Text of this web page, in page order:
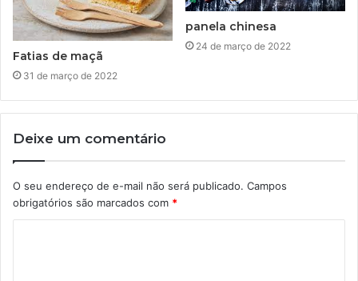
Fatias de maçã
31 de março de 2022
panela chinesa
24 de março de 2022
Deixe um comentário
O seu endereço de e-mail não será publicado. Campos
obrigatórios são marcados com *